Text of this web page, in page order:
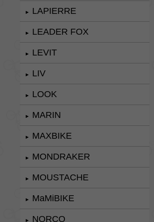
► LAPIERRE
► LEADER FOX
► LEVIT
► LIV
► LOOK
► MARIN
► MAXBIKE
► MONDRAKER
► MOUSTACHE
► MaMiBIKE
► NORCO